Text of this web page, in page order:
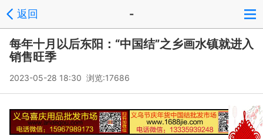
返回 -
每年十月以后东阳：“中国结”之乡画水镇就进入
销售旺季
2023-05-28 18:30 浏览:17686